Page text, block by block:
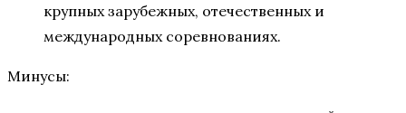
крупных зарубежных, отечественных и
международных соревнованиях.
Минусы: